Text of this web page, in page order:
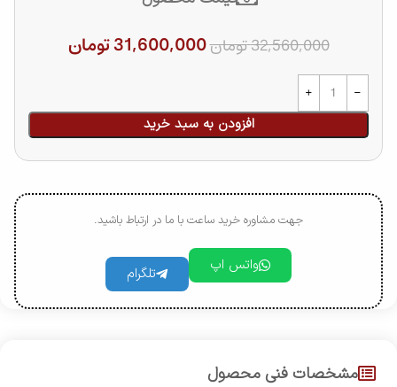
32,560,000تومان31,600,000تومان
افزودن به سبد خرید
جهت مشاوره خرید ساعت با ما در ارتباط باشید.
واتس اپ تلگرام
مشخصات فنی محصول